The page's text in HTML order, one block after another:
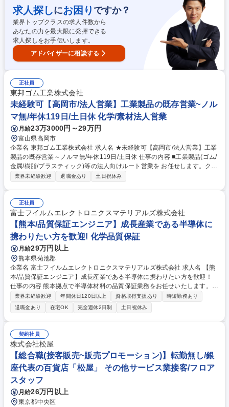
および課題の洗い出し・打ち手検討） ・RPA（Automation Anywhere）
を利用したボット開発 ・研修の企画・実施 募集職種 【京都/生成AI・社内
DXの企画・実行・推進】他地方からのI/Uターンも歓迎です
求人探しにお困り ですか？
業界トップクラスの求人件数から
あなたの力を最大限に発揮できる
求人探しをお手伝いします。
アドバイザーに相談する
正社員
東邦ゴム工業株式会社
未経験可【高岡市/法人営業】工業製品の既存営業~ノル
マ無/年休119日/土日休 化学/素材法人営業
月給23万3000円～29万円
富山県高岡市
企業名 東邦ゴム工業株式会社 求人名 ★未経験可【高岡市/法人営業】工業
製品の既存営業～ノルマ無/年休119日/土日休 仕事の内容 ■工業製品(ゴム/
金属/樹脂/プラスティック)等の法人向けルート営業を お任せします。クラ
イアントは地元企業の機械/自動車/建設/製紙等多岐 にわたります。取り扱
広さが企業から選ばれている要因です。「東邦ゴム 工業に相談すればなに
か解決策が得られる」そんな存在です。 【変更の範囲】当社業務全般 募
集職種 ★未経験可【高岡市/法人営業】工業製品の既存営業～ノルマ無/年
休119日/土日休
業界未経験歓迎 退職金あり 土日祝休み
正社員
富士フイルムエレクトロニクスマテリアルズ株式会社
【熊本/品質保証エンジニア】成長産業である半導体に
携わりたい方を歓迎! 化学品質保証
月給29万円以上
熊本県菊池郡
企業名 富士フイルムエレクトロニクスマテリアルズ株式会社 求人名 【熊
本/品質保証エンジニア】成長産業である半導体に携わりたい方を歓迎！
仕事の内容 熊本拠点で半導体材料の品質保証業務をお任せいたします。
自社製品の適切な品質の維持に加えて、製品の品質改善による顧客満足度
向上への貢献が最大のミッションとして目指していただきます。 ■現場部
門を巻き込んだ製品品質改善による品質クレーム防止、顧客満足度向上 ■
品質異常発生時の原因究明、是正対応に関する関係部門協議への参画 ■顧
客要望に基づいた品質管理定期レポートの作成と顧客への提供 ■工程変
更、要因変更社内手続きの推進フォロー 募集職種 【熊本/品質保証エンジ
ニア】成長産業である半導体に携わりたい方を歓迎！
業界未経験歓迎 年間休日120日以上 資格取得支援あり
時短勤務あり
退職金あり
在宅OK 完全週休2日制 土日祝休み
契約社員
株式会社松屋
【総合職(接客販売~販売プロモーション)】転勤無し/銀
座代表の百貨店「松屋」 その他サービス業接客/フロア
スタッフ
月給26万円以上
東京都中央区